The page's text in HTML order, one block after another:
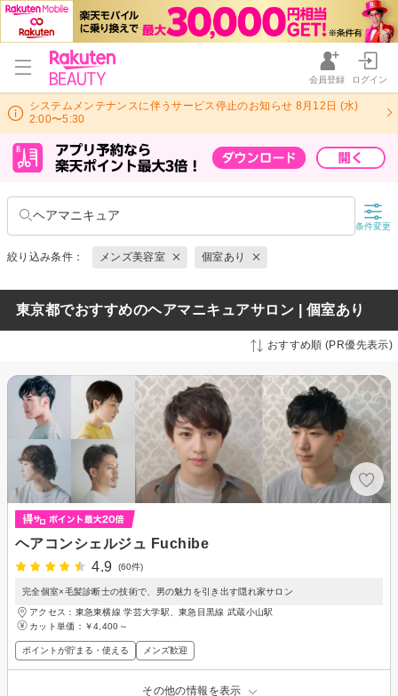
会員登録 ログイン
システムメンテナンスに伴うサービス停止のお知らせ 8月12日 (水)
2:00〜5:30
ヘアマニキュア
条件変更
絞り込み条件： メンズ美容室 個室あり
東京都でおすすめのヘアマニキュアサロン | 個室あり
おすすめ順 (PR優先表示)
ヘアコンシェルジュ Fuchibe
4.9
(60件)
完全個室×毛髪診断士の技術で、男の魅力を引き出す隠れ家サロン
アクセス：東急東横線 学芸大学駅、東急目黒線 武蔵小山駅
カット単価： ￥4,400～
ポイントが貯まる・使える メンズ歓迎
その他の情報を表示